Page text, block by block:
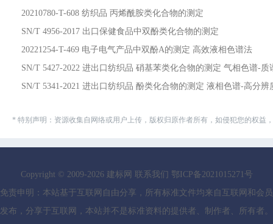
20210780-T-608 纺织品 丙烯酰胺类化合物的测定
SN/T 4956-2017 出口保健食品中双酚类化合物的测定
20221254-T-469 电子电气产品中双酚A的测定 高效液相色谱法
SN/T 5427-2022 进出口纺织品 硝基苯类化合物的测定 气相色谱-质
SN/T 5341-2021 进出口纺织品 酚类化合物的测定 液相色谱-高分辨
* 特别声明：资源收集自网络或用户上传，版权归原作者所有，如侵犯您的权益
Copyright © 2009-2026 建标网 联系我们 鄂ICP备2021015271号
免责申明：本站基于互联网自由分享，所有标准文件均来自互联网和会员
发布，分享于互联网，本站并不是标准资料的提供者、制作者、所有者。